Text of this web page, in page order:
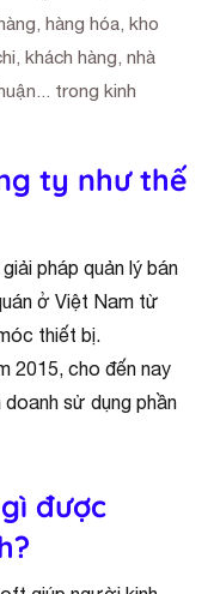
hàng hóa, kho
khách hàng, nhà
trong kinh
ty như thế
pháp quản lý bán
ở Việt Nam từ
thiết bị.
2015, cho đến nay
sử dụng phần
được